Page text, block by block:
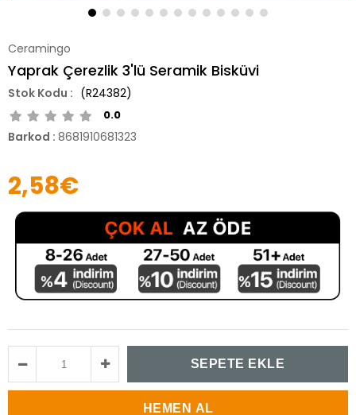
Ceramingo
Yaprak Çerezlik 3'lü Seramik Bisküvi
(R24382)
0.0
Barkod : 8681910681323
2,58€